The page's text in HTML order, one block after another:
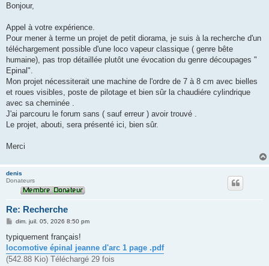
s
g
e
Bonjour,
Appel à votre expérience.
Pour mener à terme un projet de petit diorama, je suis à la recherche d'un
téléchargement possible d'une loco vapeur classique ( genre bête
humaine), pas trop détaillée plutôt une évocation du genre découpages "
Epinal".
Mon projet nécessiterait une machine de l'ordre de 7 à 8 cm avec bielles
et roues visibles, poste de pilotage et bien sûr la chaudiére cylindrique
avec sa cheminée .
J'ai parcouru le forum sans ( sauf erreur ) avoir trouvé .
Le projet, abouti, sera présenté ici, bien sûr.
Merci
denis
Donateurs
Re: Recherche
M
s
s
a
g
e
dim. juil. 05, 2026 8:50 pm
typiquement français!
locomotive épinal jeanne d'arc 1 page .pdf
(542.88 Kio) Téléchargé 29 fois